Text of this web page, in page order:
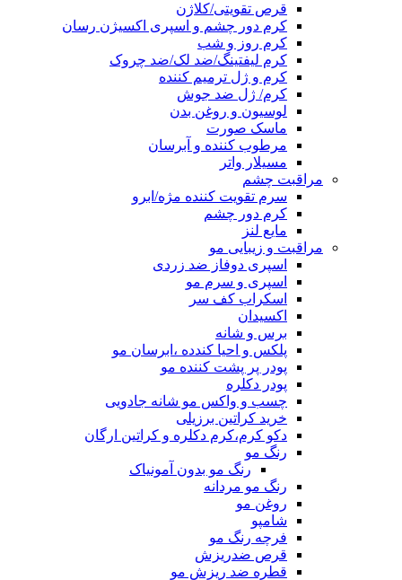
قرص تقویتی/کلاژن
کرم دور چشم و اسپری اکسیژن رسان
کرم روز و شب
کرم لیفتینگ/ضد لک/ضد چروک
کرم و ژل ترمیم کننده
کرم/ ژل ضد جوش
لوسیون و روغن بدن
ماسک صورت
مرطوب کننده و آبرسان
مسیلار واتر
مراقبت چشم
سرم تقویت کننده مژه/ابرو
کرم دور چشم
مایع لنز
مراقبت و زیبایی مو
اسپری دوفاز ضد زردی
اسپری و سرم مو
اسکراب کف سر
اکسیدان
برس و شانه
پلکس و احیا کندده ،ابرسان مو
پودر پر پشت کننده مو
پودر دکلره
چسب و واکس مو شانه جادویی
خرید کراتین برزیلی
دکو کرم،کرم دکلره و کراتین ارگان
رنگ مو
رنگ مو بدون آمونیاک
رنگ مو مردانه
روغن مو
شامپو
فرچه رنگ مو
قرص ضدریزش
قطره ضد ریزش مو